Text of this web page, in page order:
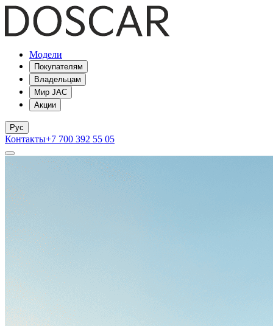
Модели
Покупателям
Владельцам
Мир JAC
Акции
Рус
Контакты+7 700 392 55 05